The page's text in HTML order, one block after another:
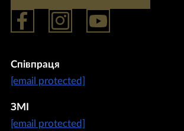
Співпраця
[email protected]
ЗМІ
[email protected]